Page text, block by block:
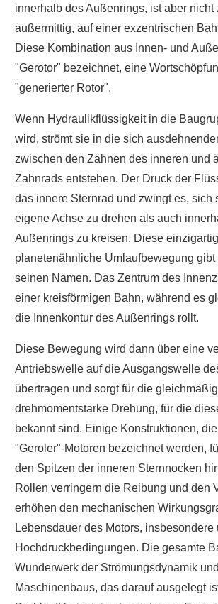
innerhalb des Außenrings, ist aber nicht
außermittig, auf einer exzentrischen
Diese Kombination aus Innen- und
"Gerotor" bezeichnet, eine
"generierter Rotor".
Wenn Hydraulikflüssigkeit in die
wird, strömt sie in die sich
zwischen den Zähnen des inneren und
Zahnrads entstehen. Der Druck der
das innere Sternrad und zwingt es, sich
eigene Achse zu drehen als auch
Außenrings zu kreisen. Diese
planetenähnliche Umlaufbewegung gibt
seinen Namen. Das Zentrum des
einer kreisförmigen Bahn, während es
die Innenkontur des Außenrings rollt.
Diese Bewegung wird dann über eine
Antriebswelle auf die Ausgangswelle
übertragen und sorgt für die
drehmomentstarke Drehung, für die
bekannt sind. Einige Konstruktionen,
"Geroler"-Motoren bezeichnet werden,
den Spitzen der inneren Sternnocken
Rollen verringern die Reibung und den
erhöhen den mechanischen
Lebensdauer des Motors, insbesondere
Hochdruckbedingungen. Die gesamte
Wunderwerk der Strömungsdynamik
Maschinenbaus, das darauf ausgelegt